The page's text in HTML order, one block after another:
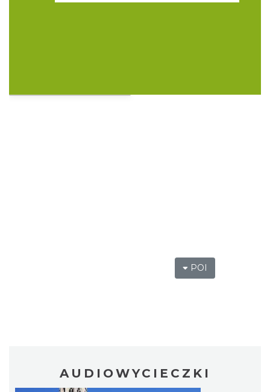
POI
AUDIOWYCIECZKI